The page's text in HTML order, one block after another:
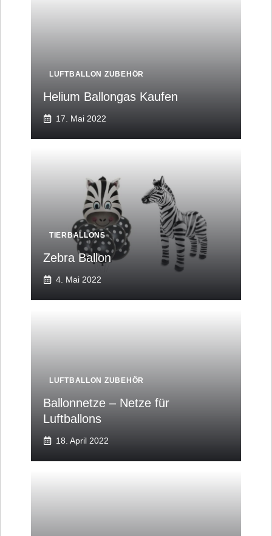
LUFTBALLON ZUBEHÖR
Helium Ballongas Kaufen
17. Mai 2022
TIERBALLONS
Zebra Ballon
4. Mai 2022
LUFTBALLON ZUBEHÖR
Ballonnetze – Netze für
Luftballons
18. April 2022